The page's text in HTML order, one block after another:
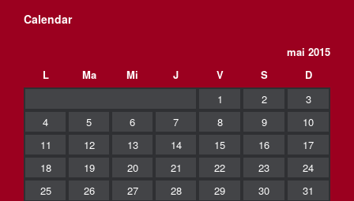
Calendar
mai 2015
L
Ma Mi J V S
D
1
2
3
4
5 6 7 8 9
10
11
12 13 14 15 16
17
18
19 20 21 22 23
24
25
26 27 28 29 30 31